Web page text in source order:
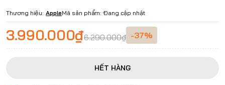
Thương hiệu: AppleMã sản phẩm: Đang cập nhật
3.990.000₫6.290.000₫ -37%
HẾT HÀNG